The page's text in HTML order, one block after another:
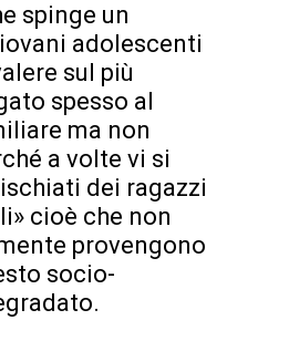
spinge un
adolescenti
sul più
spesso al
ma non
a volte vi si
dei ragazzi
cioè che non
provengono
socio-